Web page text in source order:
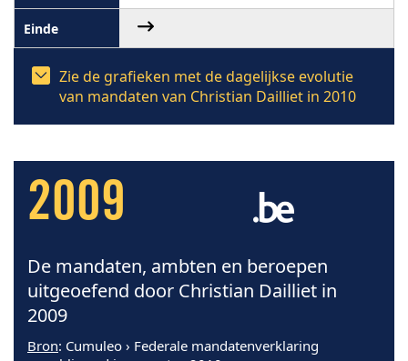
Zie de grafieken met de dagelijkse evolutie
van mandaten van Christian Dailliet in 2010
2009
De mandaten, ambten en beroepen
uitgeoefend door Christian Dailliet in
2009
Bron: Cumuleo › Federale mandatenverklaring